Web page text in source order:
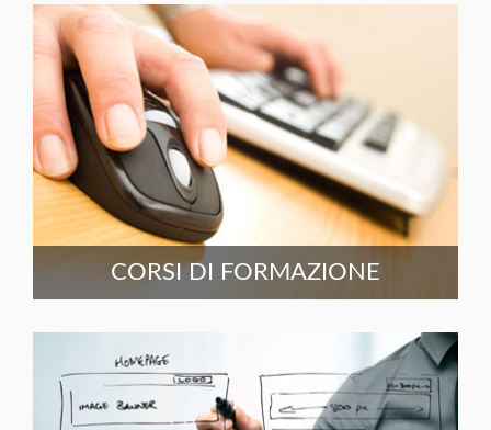
CORSI DI FORMAZIONE